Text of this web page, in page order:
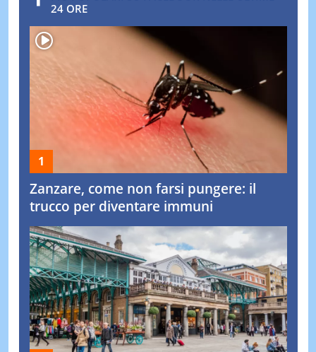
24 ORE
Zanzare, come non farsi pungere: il
trucco per diventare immuni